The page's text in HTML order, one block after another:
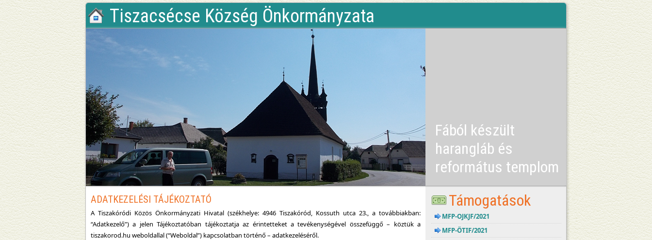
Tiszacsécse Község Önkormányzata
Fából készült
harangláb és
református templom
ADATKEZELÉSI TÁJÉKOZTATÓ
A Tiszakóródi Közös Önkormányzati Hivatal (székhelye: 4946 Tiszakóród, Kossuth utca 23., a továbbiakban:
“Adatkezelő”) a jelen Tájékoztatóban tájékoztatja az érintetteket a tevékenységével összefüggő – köztük a
tiszakorod.hu weboldallal (“Weboldal”) kapcsolatban történő – adatkezeléséről.
Támogatások
MFP-OJKJF/2021
MFP-ÖTIF/2021